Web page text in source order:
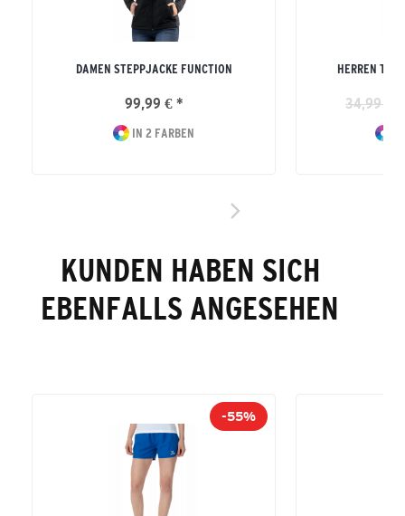
DAMEN STEPPJACKE FUNCTION
99,99 € *
IN 2 FARBEN
HERREN
34,99 € *
KUNDEN HABEN SICH
EBENFALLS ANGESEHEN
-55%